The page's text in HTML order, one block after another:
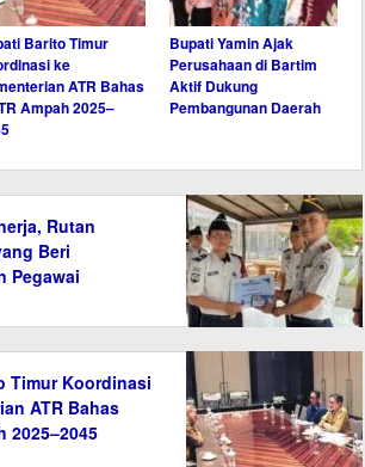
Barito Timur
ke
ATR Bahas
Ampah 2025–
Bupati Yamin Ajak
Perusahaan di Bartim
Aktif Dukung
Pembangunan Daerah
Rutan
Beri
Pegawai
Timur Koordinasi
ATR Bahas
2025–2045